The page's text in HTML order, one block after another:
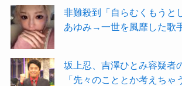
非難殺到「自らむくもう
あゆみ→一世を風靡した歌
坂上忍、吉澤ひとみ容疑者
「先々のこととか考えちゃ